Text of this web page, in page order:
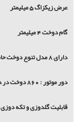
عرض زیکزاگ 5 میلیمتر
گام دوخت 4 میلیمتر
دارای 8 مدل تنوع دوخت حاشیه و گلدوزی
دور موتور : 860 دوخت در دقیقه
قابلیت گلدوزی و تکه دوزی